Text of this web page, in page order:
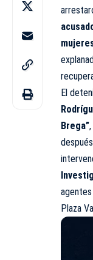
El
Brega”
Plaza